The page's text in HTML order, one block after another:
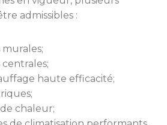
admissibles :
haute efficacité;
chaleur;